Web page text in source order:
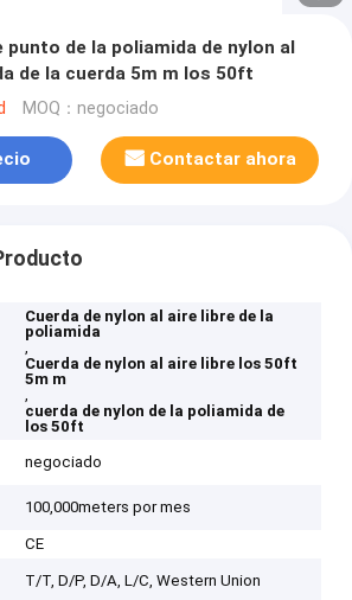
punto de la poliamida de nylon al
de la cuerda 5m m los 50ft
MOQ：negociado
Contactar ahora
Cuerda de nylon al aire libre de la
poliamida
,
Cuerda de nylon al aire libre los 50ft
5m m
,
cuerda de nylon de la poliamida de
los 50ft
negociado
100,000meters por mes
CE
T/T, D/P, D/A, L/C, Western Union